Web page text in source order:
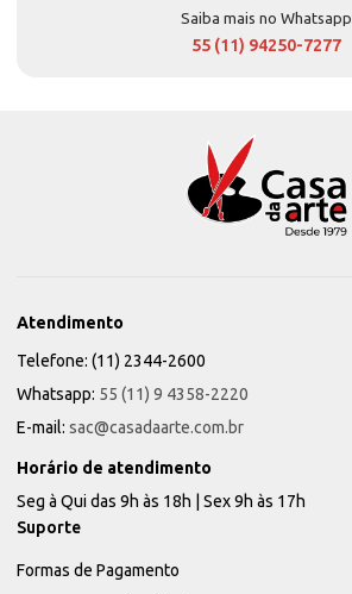
Saiba mais no Whatsapp
55 (11) 94250-7277
Atendimento
Telefone: (11) 2344-2600
Whatsapp: 55 (11) 9 4358-2220
E-mail: sac@casadaarte.com.br
Horário de atendimento
Seg à Qui das 9h às 18h | Sex 9h às 17h
Suporte
Formas de Pagamento